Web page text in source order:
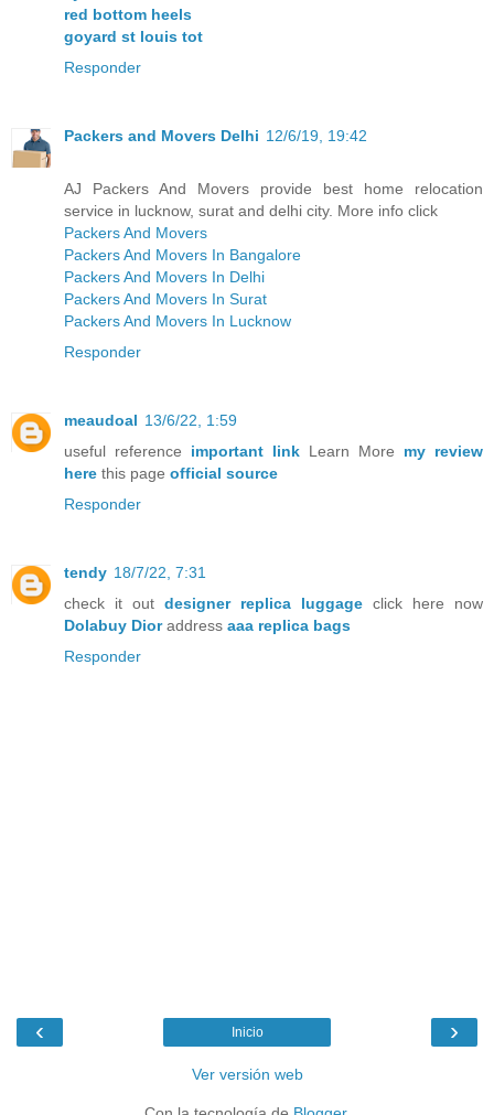
red bottom heels
goyard st louis tot
Responder
Packers and Movers Delhi 12/6/19, 19:42
AJ Packers And Movers provide best home relocation
service in lucknow, surat and delhi city. More info click
Packers And Movers
Packers And Movers In Bangalore
Packers And Movers In Delhi
Packers And Movers In Surat
Packers And Movers In Lucknow
Responder
meaudoal 13/6/22, 1:59
useful reference important link Learn More my review
here this page official source
Responder
tendy 18/7/22, 7:31
check it out designer replica luggage click here now
Dolabuy Dioraddress aaa replica bags
Responder
‹ ›
Inicio
Ver versión web